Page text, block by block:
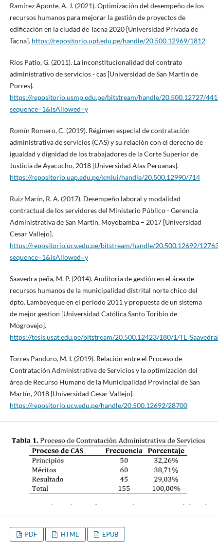
Ramírez Aponte, A. J. (2021). Optimización del desempeño de los
recursos humanos para mejorar la gestión de proyectos de
edificación en la ciudad de Tacna 2020 [Universidad Privada de
Tacna]. https://repositorio.upt.edu.pe/handle/20.500.12969/1812
Ríos Patio, G. (2011). La inconstitucionalidad del contrato
administrativo de servicios - cas [Universidad de San Martin de
Porres].
https://repositorio.usmp.edu.pe/bitstream/handle/20.500.12727/
sequence=1&isAllowed=y
Romín Romero, C. (2019). Régimen especial de contratación
administrativa de servicios (CAS) y su relación con el derecho de
igualdad y dignidad de los trabajadores de la Corte Superior de
Justicia de Ayacucho, 2018 [Universidad Alas Peruanas].
https://repositorio.uap.edu.pe/xmlui/handle/20.500.12990/714
Ruiz Marín, R. A. (2017). Desempeño laboral y modalidad
contractual de los servidores del Ministerio Público - Gerencia
Administrativa de San Martín, Moyobamba – 2017 [Universidad
Cesar Vallejo].
https://repositorio.ucv.edu.pe/bitstream/handle/20.500.12692/
sequence=1&isAllowed=y
Saavedra peña, M. P. (2014). Auditoria de gestión en el área de
recursos humanos de la municipalidad distrital norte chico del
dpto. Lambayeque en el periodo 2011 y propuesta de un sistema
de mejor gestion [Universidad Católica Santo Toribio de
Mogrovejo].
https://tesis.usat.edu.pe/bitstream/20.500.12423/180/1/
Torres Panduro, M. I. (2019). Relación entre el Proceso de
Contratación Administrativa de Servicios y la optimización del
área de Recurso Humano de la Municipalidad Provincial de San
Martín, 2018 [Universidad Cesar Vallejo].
https://repositorio.ucv.edu.pe/handle/20.500.12692/28700
PDF HTML EPUB